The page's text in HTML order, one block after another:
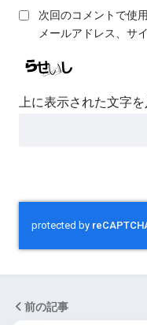
次回のコメントで使
メールアドレス、サ
上に表示された文字
前の記事